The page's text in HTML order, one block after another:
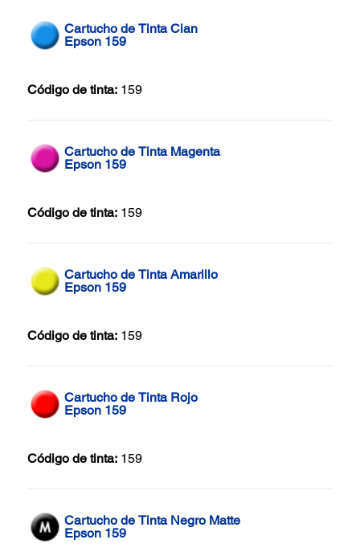
Cartucho de Tinta Cian
Epson 159
Código de tinta: 159
Cartucho de Tinta Magenta
Epson 159
Código de tinta: 159
Cartucho de Tinta Amarillo
Epson 159
Código de tinta: 159
Cartucho de Tinta Rojo
Epson 159
Código de tinta: 159
Cartucho de Tinta Negro Matte
Epson 159